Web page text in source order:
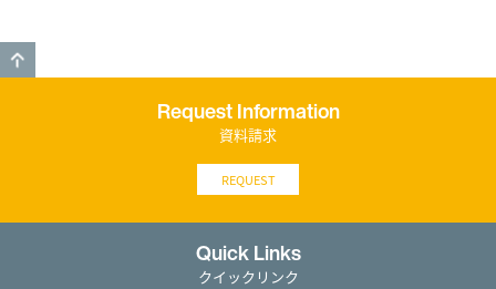
Request Information
資料請求
REQUEST
Quick Links
クイックリンク